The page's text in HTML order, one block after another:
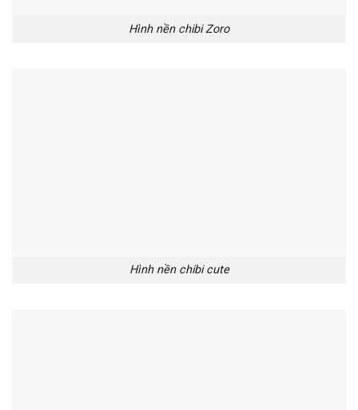
Hình nền chibi Zoro
Hình nền chibi cute